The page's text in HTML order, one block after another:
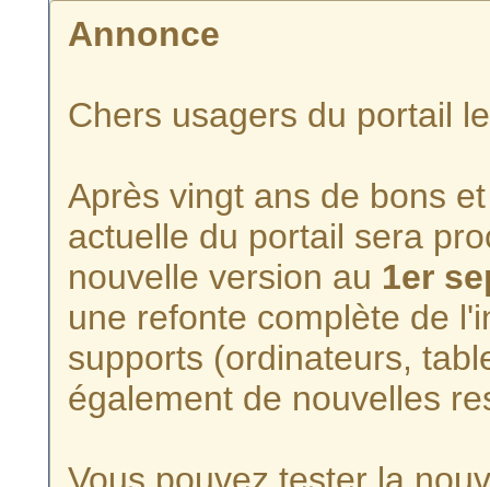
Annonce
Chers usagers du portail
Après vingt ans de bons
actuelle du portail sera
nouvelle version au 1er
une refonte complète de
supports (ordinateurs,
également de nouvelles